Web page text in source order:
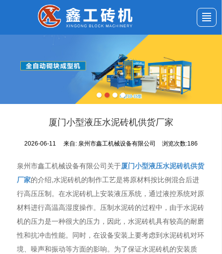
厦门小型液压水泥砖机供货厂家
2026-06-11 来自: 泉州市鑫工机械设备有限公司 浏览次数:186
泉州市鑫工机械设备有限公司关于厦门小型液压水泥砖机供货
厂家的介绍,水泥砖机的制作工艺是将原材料按比例混合后进
行高压压制。在水泥砖机上安装液压系统，通过液控系统对原
材料进行高温高湿度操作。压制水泥砖的过程中，由于水泥砖
机的压力是一种很大的压力，因此，水泥砖机具有较高的耐磨
性和抗冲击性能。同时，在设备安装上要考虑到水泥砖机对环
境、噪声和振动等方面的影响。为了保证水泥砖机的安装质